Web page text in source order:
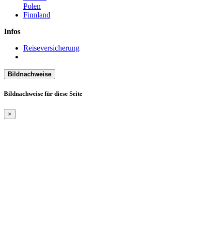
Polen
Finnland
Infos
Reiseversicherung
Bildnachweise
Bildnachweise für diese Seite
×